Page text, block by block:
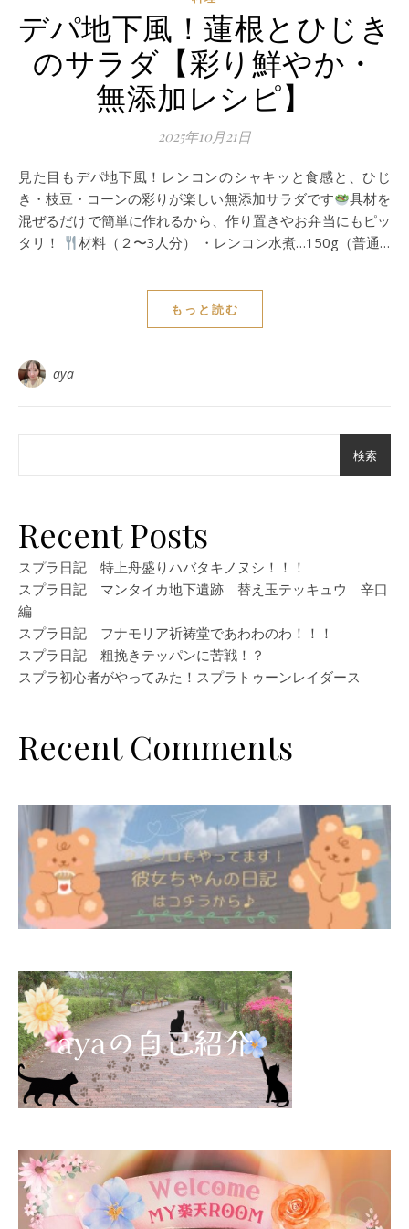
デパ地下風！蓮根とひじき
のサラダ【彩り鮮やか・
無添加レシピ】
2025年10月21日
見た目もデパ地下風！レンコンのシャキッと食感と、ひじ
き・枝豆・コーンの彩りが楽しい無添加サラダです
具材を
混ぜるだけで簡単に作れるから、作り置きやお弁当にもピッ
タリ！
材料（２〜3人分） ・レンコン水煮…150g（普通…
もっと読む
aya
検索
Recent Posts
スプラ日記 特上舟盛りハバタキノヌシ！！！
スプラ日記 マンタイカ地下遺跡 替え玉テッキュウ 辛口
編
スプラ日記 フナモリア祈祷堂であわわのわ！！！
スプラ日記 粗挽きテッパンに苦戦！？
スプラ初心者がやってみた！スプラトゥーンレイダース
Recent Comments